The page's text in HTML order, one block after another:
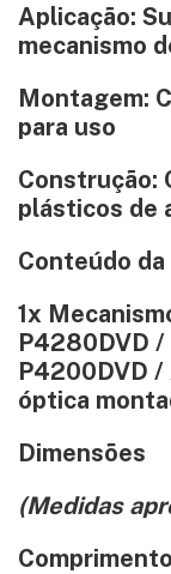
Aplicação:
mecanismo
Montagem:
para uso
Construção:
plásticos de
Conteúdo
1x
P4280DVD
P4200DVD /
óptica
Dimensões
(Medidas